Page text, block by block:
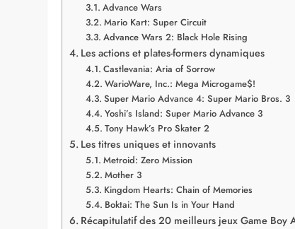
Advance Wars
Mario Kart: Super Circuit
Advance Wars 2: Black Hole Rising
Les actions et plates-formers dynamiques
Castlevania: Aria of Sorrow
WarioWare, Inc.: Mega Microgame$!
Super Mario Advance 4: Super Mario Bros. 3
Yoshi’s Island: Super Mario Advance 3
Tony Hawk’s Pro Skater 2
Les titres uniques et innovants
Metroid: Zero Mission
Mother 3
Kingdom Hearts: Chain of Memories
Boktai: The Sun Is in Your Hand
Récapitulatif des 20 meilleurs jeux Game Boy